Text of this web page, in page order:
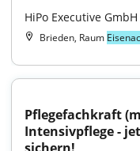
HiPo Executive
Brieden, Raum
Pflegefachkraft
Intensivpflege -